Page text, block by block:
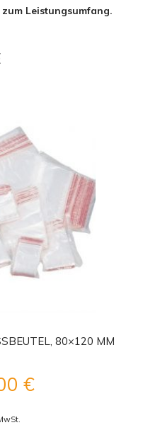
Leistungsumfang.
80×120 MM
€